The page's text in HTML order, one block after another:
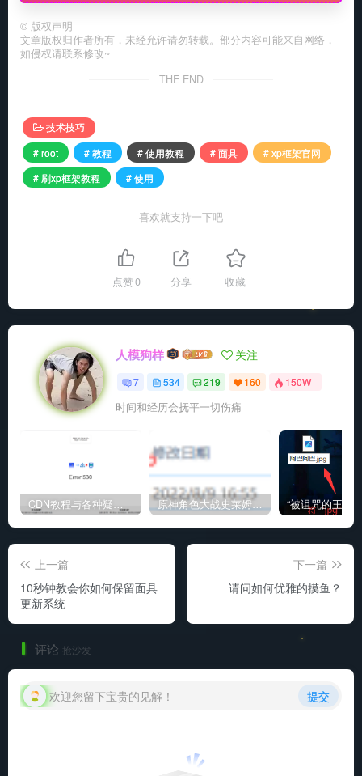
© 版权声明
文章版权归作者所有，未经允许请勿转载。部分内容可能来自网络，
如侵权请联系修改~
THE END
技术技巧
# root
# 教程 # 使用教程 # 面具
# xp框架官网
# 刷xp框架教程
# 使用
喜欢就支持一下吧
点赞0 分享 收藏
人模狗样 关注
7 534 219 160 150W+
时间和经历会抚平一切伤痛
CDN教程与各种疑难杂症解决方法 原神角色大战史莱姆与丘丘人高质量视频
上一篇
10秒钟教会你如何保留面具
更新系统
下一篇
请问如何优雅的摸鱼？
评论 抢沙发
欢迎您留下宝贵的见解！ 提交